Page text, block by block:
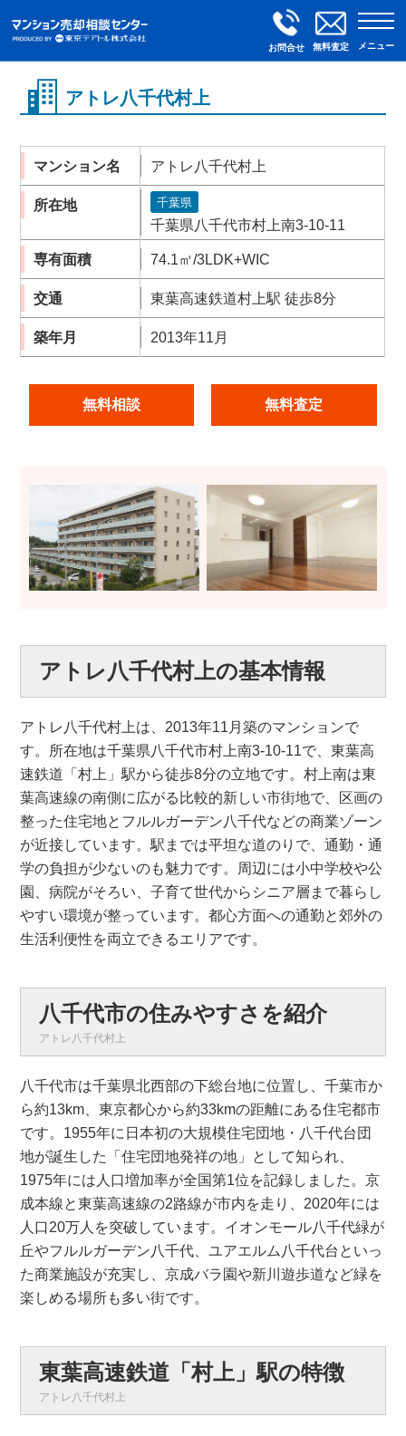
お問合せ 無料査定 メニュー
アトレ八千代村上
マンション名 アトレ八千代村上
所在地 千葉県
千葉県八千代市村上南3-10-11
専有面積 74.1㎡/3LDK+WIC
交通 東葉高速鉄道村上駅 徒歩8分
築年月 2013年11月
無料相談 無料査定
アトレ八千代村上の基本情報
アトレ八千代村上は、2013年11月築のマンションで
す。所在地は千葉県八千代市村上南3-10-11で、東葉高
速鉄道「村上」駅から徒歩8分の立地です。村上南は東
葉高速線の南側に広がる比較的新しい市街地で、区画の
整った住宅地とフルルガーデン八千代などの商業ゾーン
が近接しています。駅までは平坦な道のりで、通勤・通
学の負担が少ないのも魅力です。周辺には小中学校や公
園、病院がそろい、子育て世代からシニア層まで暮らし
やすい環境が整っています。都心方面への通勤と郊外の
生活利便性を両立できるエリアです。
八千代市の住みやすさを紹介
アトレ八千代村上
八千代市は千葉県北西部の下総台地に位置し、千葉市か
ら約13km、東京都心から約33kmの距離にある住宅都市
です。1955年に日本初の大規模住宅団地・八千代台団
地が誕生した「住宅団地発祥の地」として知られ、
1975年には人口増加率が全国第1位を記録しました。京
成本線と東葉高速線の2路線が市内を走り、2020年には
人口20万人を突破しています。イオンモール八千代緑が
丘やフルルガーデン八千代、ユアエルム八千代台といっ
た商業施設が充実し、京成バラ園や新川遊歩道など緑を
楽しめる場所も多い街です。
東葉高速鉄道「村上」駅の特徴
アトレ八千代村上